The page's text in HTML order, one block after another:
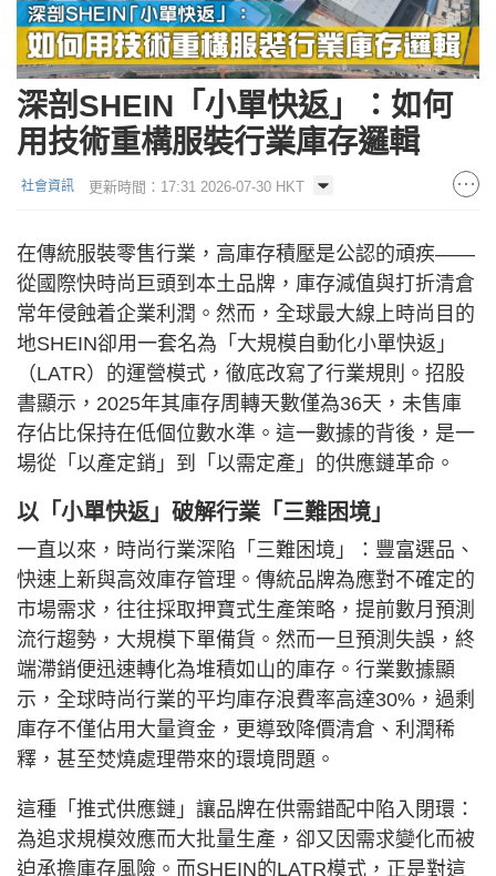
深剖SHEIN「小單快返」：如何
用技術重構服裝行業庫存邏輯
社會資訊 更新時間：17:31 2026-07-30 HKT
在傳統服裝零售行業，高庫存積壓是公認的頑疾——
從國際快時尚巨頭到本土品牌，庫存減值與打折清倉
常年侵蝕着企業利潤。然而，全球最大線上時尚目的
地SHEIN卻用一套名為「大規模自動化小單快返」
（LATR）的運營模式，徹底改寫了行業規則。招股
書顯示，2025年其庫存周轉天數僅為36天，未售庫
存佔比保持在低個位數水準。這一數據的背後，是一
場從「以產定銷」到「以需定產」的供應鏈革命。
以「小單快返」破解行業「三難困境」
一直以來，時尚行業深陷「三難困境」：豐富選品、
快速上新與高效庫存管理。傳統品牌為應對不確定的
市場需求，往往採取押寶式生產策略，提前數月預測
流行趨勢，大規模下單備貨。然而一旦預測失誤，終
端滯銷便迅速轉化為堆積如山的庫存。行業數據顯
示，全球時尚行業的平均庫存浪費率高達30%，過剩
庫存不僅佔用大量資金，更導致降價清倉、利潤稀
釋，甚至焚燒處理帶來的環境問題。
這種「推式供應鏈」讓品牌在供需錯配中陷入閉環：
為追求規模效應而大批量生產，卻又因需求變化而被
迫承擔庫存風險。而SHEIN的LATR模式，正是對這